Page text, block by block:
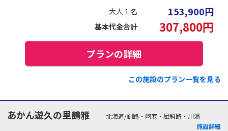
大人１名 153,900円
基本代金合計 307,800円
プランの詳細
この施設のプラン一覧を見る
あかん遊久の里鶴雅
北海道/釧路・阿寒・屈斜路・川湯
施設詳細